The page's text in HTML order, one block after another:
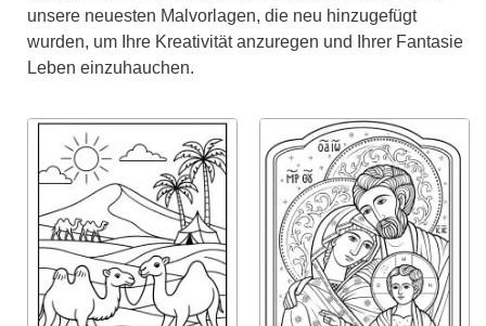
unsere neuesten Malvorlagen, die neu hinzugefügt
wurden, um Ihre Kreativität anzuregen und Ihrer Fantasie
Leben einzuhauchen.